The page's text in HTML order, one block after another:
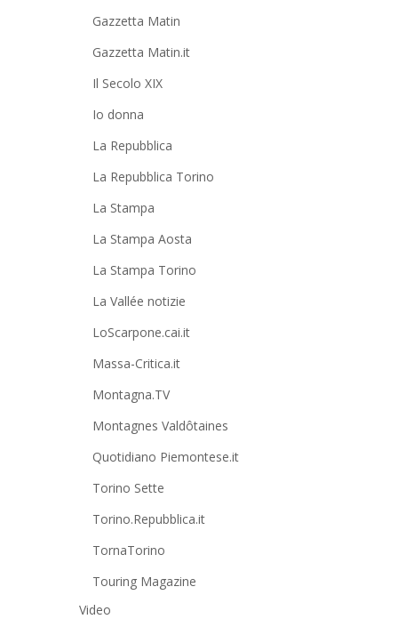
Gazzetta Matin
Gazzetta Matin.it
Il Secolo XIX
Io donna
La Repubblica
La Repubblica Torino
La Stampa
La Stampa Aosta
La Stampa Torino
La Vallée notizie
LoScarpone.cai.it
Massa-Critica.it
Montagna.TV
Montagnes Valdôtaines
Quotidiano Piemontese.it
Torino Sette
Torino.Repubblica.it
TornaTorino
Touring Magazine
Video